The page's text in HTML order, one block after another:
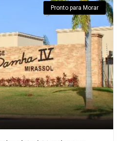
Pronto para Morar